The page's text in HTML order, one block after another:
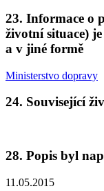
23. Informace o
životní situace)
a v jiné formě
Ministerstvo dopravy
24. Související
28. Popis byl
11.05.2015